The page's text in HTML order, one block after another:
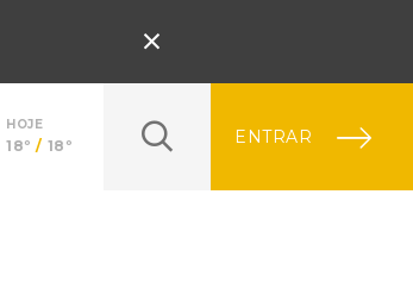

HOJE
18º/ 18º
Pressione Enter
ENTRAR